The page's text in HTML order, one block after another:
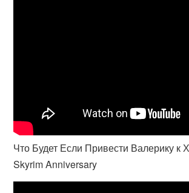
Что Будет Если Привести Валерику к
Skyrim Anniversary